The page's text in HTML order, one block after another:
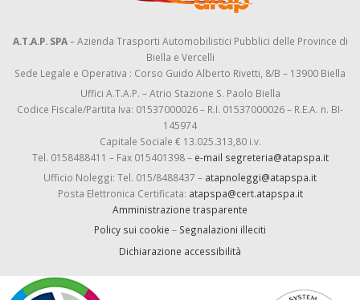
A.T.A.P. SPA– Azienda Trasporti Automobilistici Pubblici delle Province di
Biella e Vercelli
Sede Legale e Operativa : Corso Guido Alberto Rivetti, 8/B – 13900 Biella
Uffici A.T.A.P. – Atrio Stazione S. Paolo Biella
Codice Fiscale/Partita Iva: 01537000026 – R.I. 01537000026 – R.E.A. n. BI-
145974
Capitale Sociale € 13.025.313,80 i.v.
Tel. 0158488411 – Fax 015401398 – e-mail segreteria@atapspa.it
Ufficio Noleggi: Tel. 015/8488437 – atapnoleggi@atapspa.it
Posta Elettronica Certificata: atapspa@cert.atapspa.it
Amministrazione trasparente
Policy sui cookie – Segnalazioni illeciti
Dichiarazione accessibilità